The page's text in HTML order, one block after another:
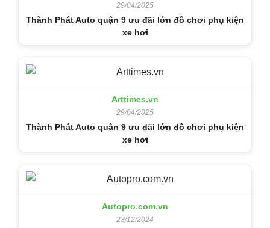
29/04/2025
Thành Phát Auto quận 9 ưu đãi lớn đồ chơi phụ kiện
xe hơi
Arttimes.vn
29/04/2025
Thành Phát Auto quận 9 ưu đãi lớn đồ chơi phụ kiện
xe hơi
Autopro.com.vn
23/12/2024